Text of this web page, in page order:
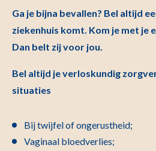
Ga je bijna bevallen? Bel altijd
ziekenhuis komt. Kom je met je
Dan belt zij voor jou.
Bel altijd je verloskundig
situaties
Bij twijfel of ongerustheid;
Vaginaal bloedverlies;